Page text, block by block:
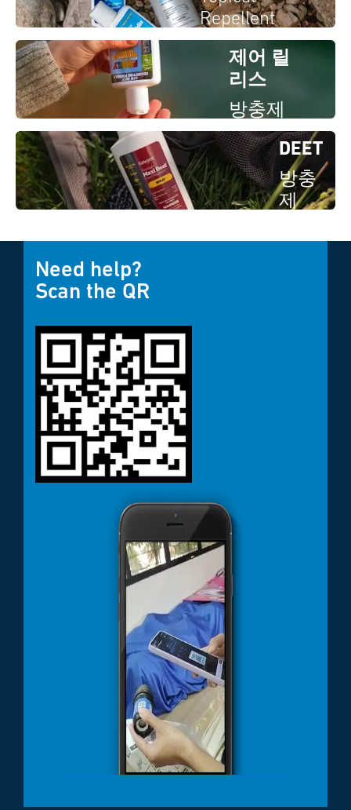
Repellent
제어 릴
리스
방충제
DEET
방충
제
Need help?
Scan the QR